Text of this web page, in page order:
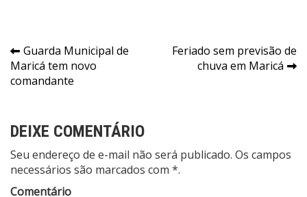
Navegação
de
Guarda Municipal de
Maricá tem novo
comandante
Feriado sem previsão de
chuva em Maricá
DEIXE COMENTÁRIO
Seu endereço de e-mail não será publicado. Os campos
necessários são marcados com *.
Comentário